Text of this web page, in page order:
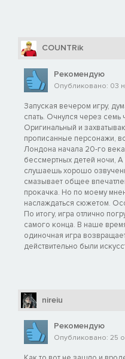
COUNTRik
Рекомендую
Опубликовано: 03
Запуская вечером игру,
спать. Очнулся через семь
Оригинальный и
прописанные персонажи,
Лондона начала 20-го
бессмертных детей ночи,
слушаешь хорошо
смазывает общее
прокачка. Но по моему
наслаждаться сюжетом.
По итогу, игра отлично
самого конца. В наше
одиночная игра
действительно были
nireiu
Рекомендую
Опубликовано: 25